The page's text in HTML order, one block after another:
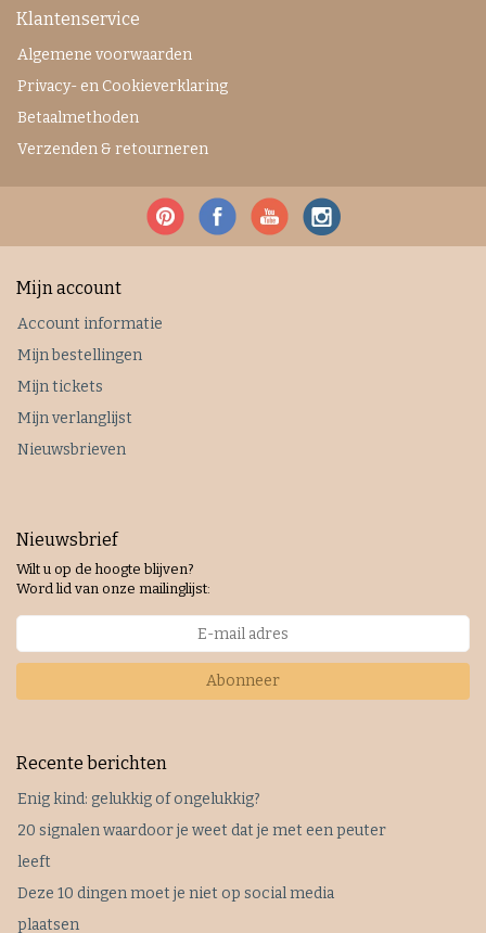
Klantenservice
Algemene voorwaarden
Privacy- en Cookieverklaring
Betaalmethoden
Verzenden & retourneren
Mijn account
Account informatie
Mijn bestellingen
Mijn tickets
Mijn verlanglijst
Nieuwsbrieven
Nieuwsbrief
Wilt u op de hoogte blijven?
Word lid van onze mailinglijst:
Abonneer
Recente berichten
Enig kind: gelukkig of ongelukkig?
20 signalen waardoor je weet dat je met een peuter
leeft
Deze 10 dingen moet je niet op social media
plaatsen